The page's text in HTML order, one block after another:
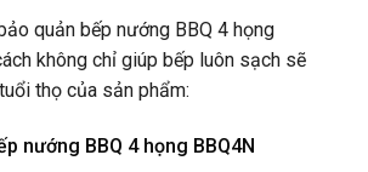
quản bếp nướng BBQ 4 họng
không chỉ giúp bếp luôn sạch sẽ
thọ của sản phẩm:
nướng BBQ 4 họng BBQ4N